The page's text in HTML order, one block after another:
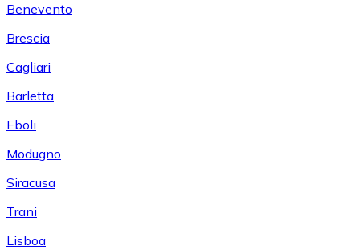
Benevento
Brescia
Cagliari
Barletta
Eboli
Modugno
Siracusa
Trani
Lisboa